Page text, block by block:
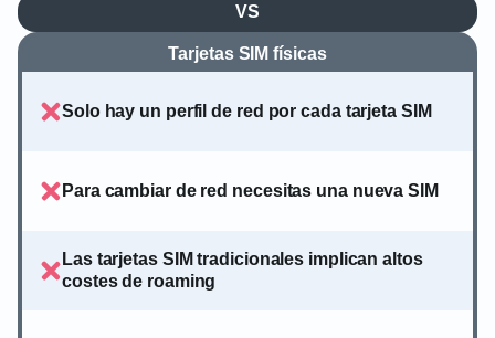
VS
Tarjetas SIM físicas
Solo hay un perfil de red por cada tarjeta SIM
Para cambiar de red necesitas una nueva SIM
Las tarjetas SIM tradicionales implican altos
costes de roaming